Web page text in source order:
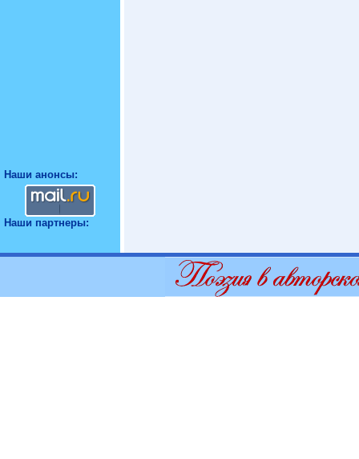
Наши анонсы:
Наши партнеры: